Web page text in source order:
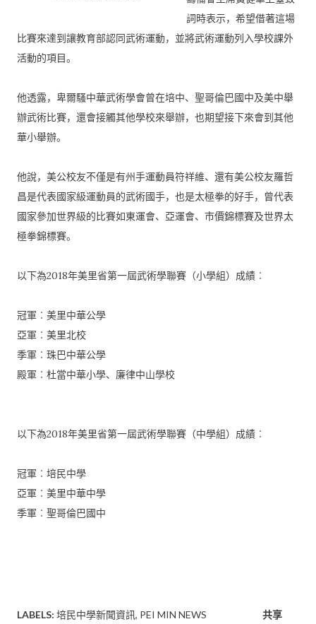
詞時表示， 希望借著這場
比賽來達到讓教育部認同武術運動， 並將武術運動列入學校課外
活動的項目。
他透露，卑爾騷中華武術學會曾在培中、 聖哥倫巴國中及美中舉
辦武術比賽，還會接觸其他學校來舉辦， 也期望接下來會到其他
華小舉辦。
他說，美公校友不僅是有州手運動員符祥維、 還有美公校友羅哲
昌是代表國家級運動員的武術國手， 也是太極拳的好手，曾代表
國家參加世界級的比賽如東運會、 亞運會、市價錦標賽及世界太
極拳錦標賽。
以下為2018年美里省第一屆武術學聯賽（小學組）成績︰
冠軍︰美里中華公學
亞軍︰美里北校
季軍︰珠巴中華公學
殿軍︰杜當中華小學、廉律中山學校
以下為2018年美里省第一屆武術學聯賽（中學組）成績︰
冠軍︰培民中學
亞軍︰美里中華中學
季軍︰聖哥倫巴國中
LABELS: 培民中學新聞資訊 PEI MIN NEWS 共享